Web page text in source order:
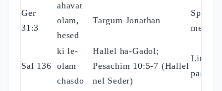
Ger
31:3
ahavat
olam,
hesed
Targum Jonathan
Sal 136
ki le-
olam
chasdo
Hallel ha-Gadol;
Pesachim 10:5-7 (Hallel
nel Seder)